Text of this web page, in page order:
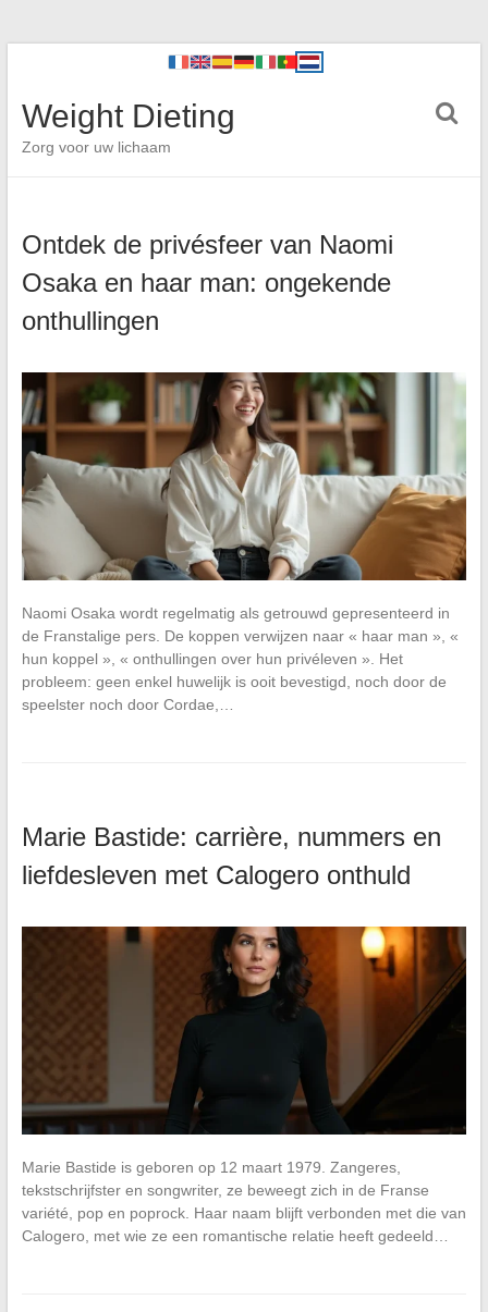
Weight Dieting
Zorg voor uw lichaam
Ontdek de privésfeer van Naomi
Osaka en haar man: ongekende
onthullingen
Naomi Osaka wordt regelmatig als getrouwd gepresenteerd in
de Franstalige pers. De koppen verwijzen naar « haar man », «
hun koppel », « onthullingen over hun privéleven ». Het
probleem: geen enkel huwelijk is ooit bevestigd, noch door de
speelster noch door Cordae,…
Marie Bastide: carrière, nummers en
liefdesleven met Calogero onthuld
Marie Bastide is geboren op 12 maart 1979. Zangeres,
tekstschrijfster en songwriter, ze beweegt zich in de Franse
variété, pop en poprock. Haar naam blijft verbonden met die van
Calogero, met wie ze een romantische relatie heeft gedeeld…